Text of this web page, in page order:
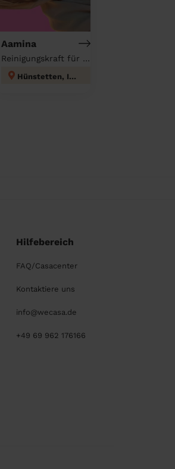
Aamina
Reinigungskraft für deinen Haushalt
Hünstetten, Idstein
Hilfebereich
FAQ/Casacenter
Kontaktiere uns
info@wecasa.de
+49 69 962 176166